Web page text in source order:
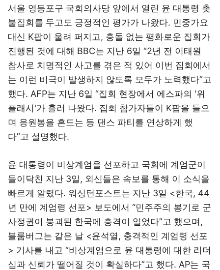
서울 영등포구 국회의사당 앞에서 열린 윤 대통령 촛
불집회를 두고도 긍정적인 평가가 나왔다. 민중가요
대신 K팝이 울려 퍼지고, 충돌 없는 평화로운 집회가
진행된 것에 대해 BBC는 지난 6일 “2년 전 이태원
참사로 치명적인 사고를 겪은 적 있어 이번 집회에서
는 이런 비극이 발생하지 않도록 모두가 노력했다”고
했다. AFP는 지난 6일 “집회 현장에서 에스파의 '위
플래시'가 흘러 나왔다. 집회 참가자들이 K팝을 들으
며 응원봉을 흔드는 등 댄스 파티를 연상하게 했
다”고 설명했다.
윤 대통령이 비상계엄을 선포하고 국회에 계엄군이
들이닥친 지난 3일, 외신들은 속보를 통해 이 소식을
빠르게 알렸다. 워싱턴포스트는 지난 3일 <한국, 44
년 만에 계엄령 선포> 보도에서 “민주주의 봉기로 군
사정권이 붕괴된 한국에 충격이 일었다”고 했으며,
블룸버그는 같은 날 <윤석열, 충격적인 계엄령 선포
> 기사를 내고 “비상계엄으로 윤 대통령에 대한 리더
십과 신뢰가 떨어질 것이 확실하다”고 했다. AP는 국